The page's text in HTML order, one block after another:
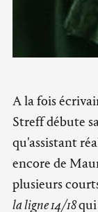
A la fois
Streff débute
qu'assistant
encore de
plusieurs
la ligne 14/18qui